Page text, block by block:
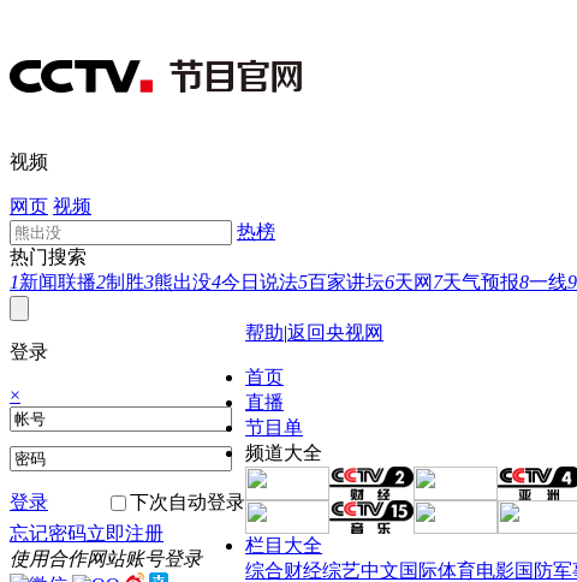
视频
网页 视频
热榜
热门搜索
1新闻联播2制胜3熊出没4今日说法5百家讲坛6天网 7天气预报8一线9
登录
×
登录
下次自动登录
忘记密码立即注册
使用合作网站账号登录
帮助|返回央视网
首页
直播
节目单
频道大全
栏目大全
综合财经综艺中文国际体育电影国防军